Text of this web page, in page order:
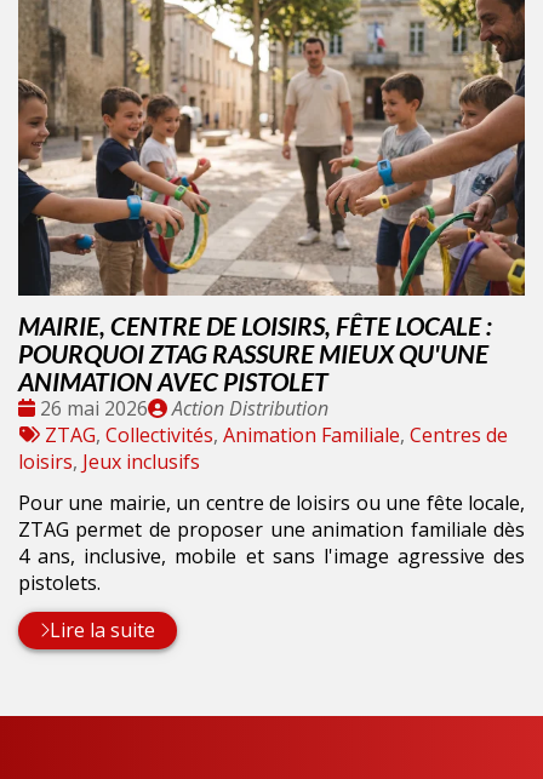
MAIRIE, CENTRE DE LOISIRS, FÊTE LOCALE :
POURQUOI ZTAG RASSURE MIEUX QU'UNE
ANIMATION AVEC PISTOLET
Date
:
26 mai 2026
Publié
par
Action Distribution
Tags
:
ZTAG, Collectivités, Animation Familiale, Centres de
loisirs, Jeux inclusifs
Pour une mairie, un centre de loisirs ou une fête locale,
ZTAG permet de proposer une animation familiale dès
4 ans, inclusive, mobile et sans l'image agressive des
pistolets.
Lire la suite